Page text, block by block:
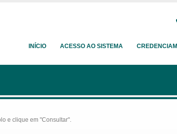
INÍCIO ACESSO AO SISTEMA
e clique em "Consultar".